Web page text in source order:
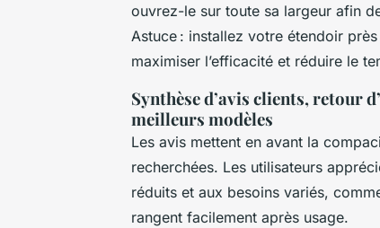
ouvrez-le sur toute sa largeur afin
Astuce : installez votre étendoir
maximiser l’efficacité et réduire le
Synthèse d’avis clients, retour
meilleurs modèles
Les avis mettent en avant la
recherchées. Les utilisateurs
réduits et aux besoins variés,
rangent facilement après usage.